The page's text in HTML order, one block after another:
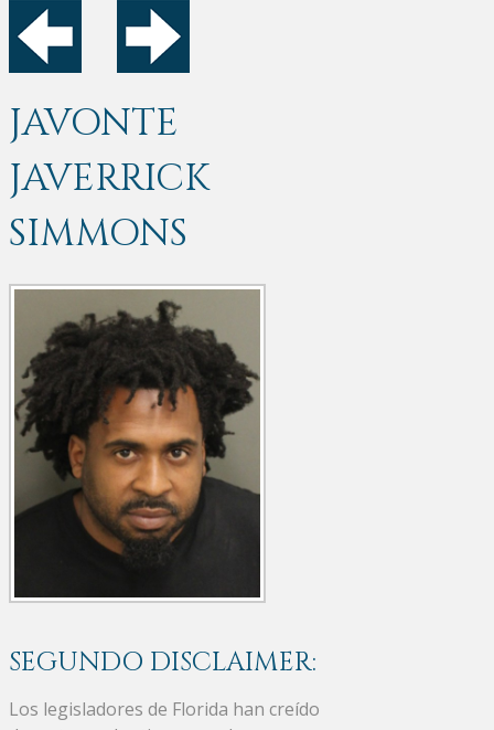
JAVONTE
JAVERRICK
SIMMONS
SEGUNDO DISCLAIMER:
Los legisladores de Florida han creído